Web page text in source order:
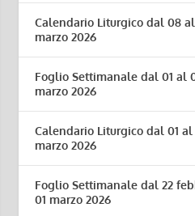
Calendario Liturgico dal 08 al
marzo 2026
Foglio Settimanale dal 01 al
marzo 2026
Calendario Liturgico dal 01
marzo 2026
Foglio Settimanale dal 22
01 marzo 2026